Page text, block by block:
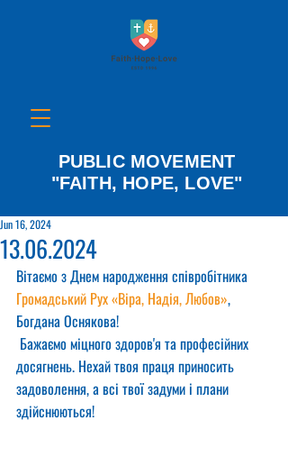
PUBLIC MOVEMENT
"FAITH, HOPE, LOVE"
13.06.2024
Jun 16, 2024
Вітаємо з Днем народження співробітника
Громадський Рух «Віра, Надія, Любов»,
Богдана Оснякова!
Бажаємо міцного здоров'я та професійних
досягнень. Нехай твоя праця приносить
задоволення, а всі твої задуми і плани
здійснюються!